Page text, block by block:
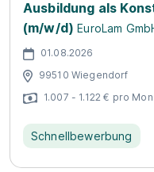
Ausbildung als
(m/w/d) EuroLam
01.08.2026
99510 Wiegendorf
1.007 - 1.122 € pro
Schnellbewerbung